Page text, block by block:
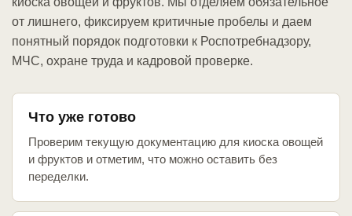
от лишнего, фиксируем критичные пробелы и даем
понятный порядок подготовки к Роспотребнадзору,
МЧС, охране труда и кадровой проверке.
Что уже готово
Проверим текущую документацию для киоска овощей
и фруктов и отметим, что можно оставить без
переделки.